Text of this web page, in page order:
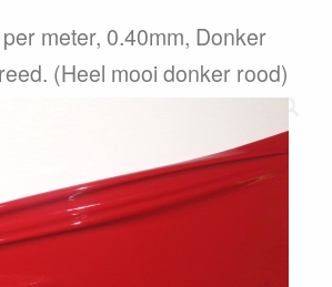
meter, 0.40mm, Donker
(Heel mooi donker rood)